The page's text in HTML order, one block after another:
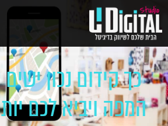
כך קידום נכון
המפה ויביא לכם